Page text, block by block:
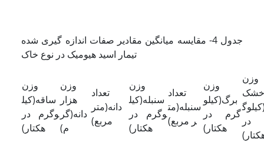
جدول 4- مقایسه میانگین مقادیر صفات اندازه گیری شده
تیمار اسید هیومیک در نوع خاک
وزن
ساقه(کیل
وگرم در
هکتار)
وزن
هزار
دانه(گر
م)
تعداد
دانه(متر
مربع)
وزن
سنبله(کیل
وگرم در
هکتار)
تعداد
سنبله(مت
ر مربع)
وزن
برگ(کیلو
گرم در
هکتار)
وزن
خشک
در